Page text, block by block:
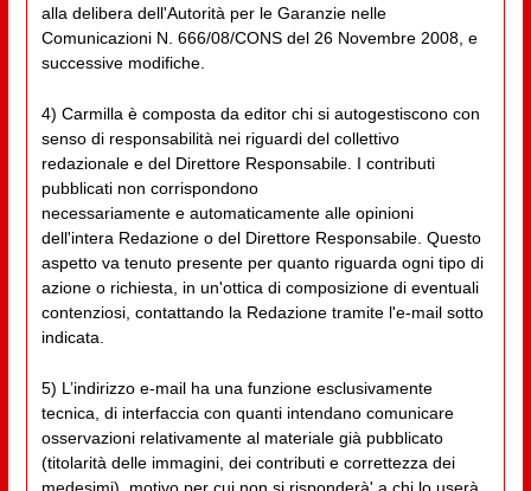
alla delibera dell'Autorità per le Garanzie nelle
Comunicazioni N. 666/08/CONS del 26 Novembre 2008, e
successive modifiche.
4) Carmilla è composta da editor chi si autogestiscono con
senso di responsabilità nei riguardi del collettivo
redazionale e del Direttore Responsabile. I contributi
pubblicati non corrispondono
necessariamente e automaticamente alle opinioni
dell'intera Redazione o del Direttore Responsabile. Questo
aspetto va tenuto presente per quanto riguarda ogni tipo di
azione o richiesta, in un'ottica di composizione di eventuali
contenziosi, contattando la Redazione tramite l'e-mail sotto
indicata.
5) L’indirizzo e-mail ha una funzione esclusivamente
tecnica, di interfaccia con quanti intendano comunicare
osservazioni relativamente al materiale già pubblicato
(titolarità delle immagini, dei contributi e correttezza dei